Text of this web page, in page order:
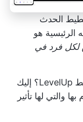
الحدث
الرئيسية هو
لكل فرد في
كيف استخدمنا منصتنا الخاصة لتخطيط LevelUp؟ إليك
والتي لها تأثير